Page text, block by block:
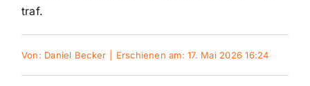
traf.
Von: Daniel Becker Erschienen am: 17. Mai 2026 16:24